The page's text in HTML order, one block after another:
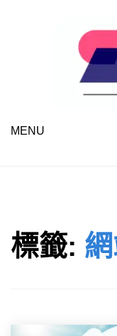
STYLE
MENU
標籤: